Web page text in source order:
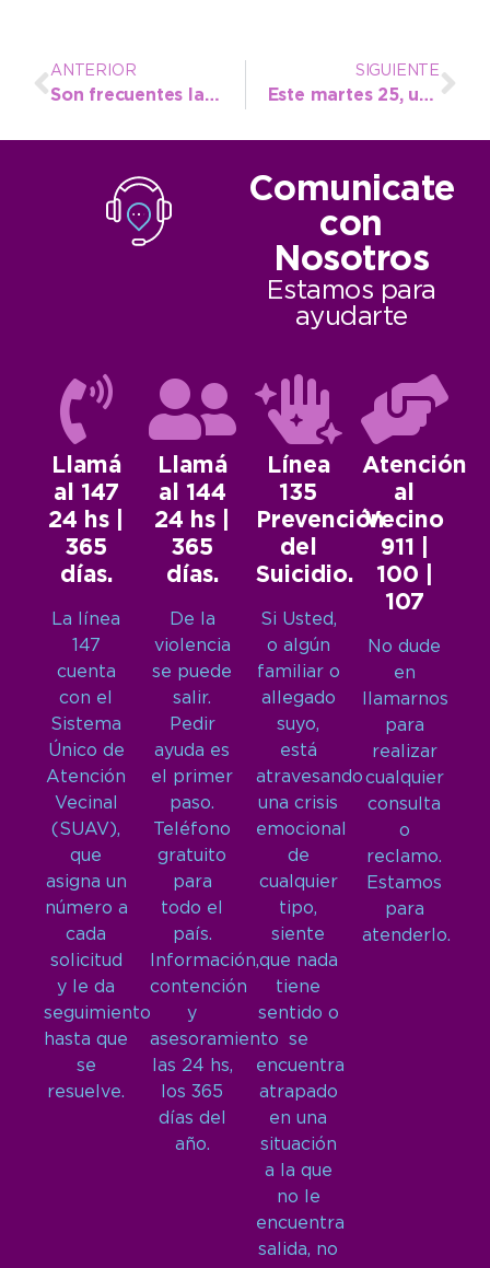
ANTERIOR
Son frecuentes las visitas de las escuelas a los museos del Parque Miguel Lillo
SIGUIENTE
Este martes 25, unos 1600 estudiantes del distrito harán su promesa a la Bandera
Comunicate
con
Nosotros
Estamos para
ayudarte
Llamá
al 147
24 hs |
365
días.
La línea
147
cuenta
con el
Sistema
Único de
Atención
Vecinal
(SUAV),
que
asigna un
número a
cada
solicitud
y le da
seguimiento
hasta que
se
resuelve.
Llamá
al 144
24 hs |
365
días.
De la
violencia
se puede
salir.
Pedir
ayuda es
el primer
paso.
Teléfono
gratuito
para
todo el
país.
Información,
contención
y
asesoramiento
las 24 hs,
los 365
días del
año.
Línea
135
Prevención
del
Suicidio.
Si Usted,
o algún
familiar o
allegado
suyo,
está
atravesando
una crisis
emocional
de
cualquier
tipo,
siente
que nada
tiene
sentido o
se
encuentra
atrapado
en una
situación
a la que
no le
encuentra
salida, no
Atención
al
Vecino
911 |
100 |
107
No dude
en
llamarnos
para
realizar
cualquier
consulta
o
reclamo.
Estamos
para
atenderlo.